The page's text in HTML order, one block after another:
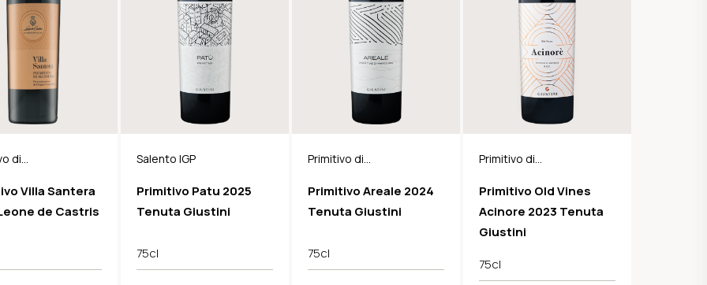
di
Villa Santera
de Castris
Salento IGP
Primitivo Patu 2025
Tenuta Giustini
75cl
Primitivo di
Primitivo Areale 2024
Tenuta Giustini
75cl
Primitivo di
Primitivo Old Vines
Acinore 2023 Tenuta
Giustini
75cl